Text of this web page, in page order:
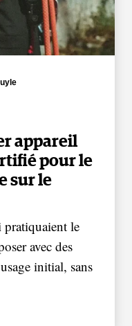
appareil
pour le
sur le
pratiquaient le
avec des
initial, sans